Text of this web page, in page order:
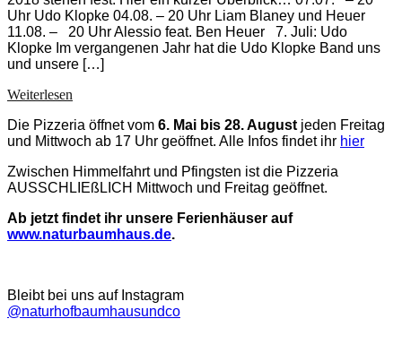
Uhr Udo Klopke 04.08. – 20 Uhr Liam Blaney und Heuer
11.08. – 20 Uhr Alessio feat. Ben Heuer 7. Juli: Udo
Klopke Im vergangenen Jahr hat die Udo Klopke Band uns
und unsere […]
Weiterlesen
die
Mützingenta
2018
Die Pizzeria öffnet vom 6. Mai bis 28. August jeden Freitag
und Mittwoch ab 17 Uhr geöffnet. Alle Infos findet ihr hier
Zwischen Himmelfahrt und Pfingsten ist die Pizzeria
AUSSCHLIEßLICH Mittwoch und Freitag geöffnet.
Ab jetzt findet ihr unsere Ferienhäuser auf
www.naturbaumhaus.de.
Bleibt bei uns auf Instagram
@naturhofbaumhausundco